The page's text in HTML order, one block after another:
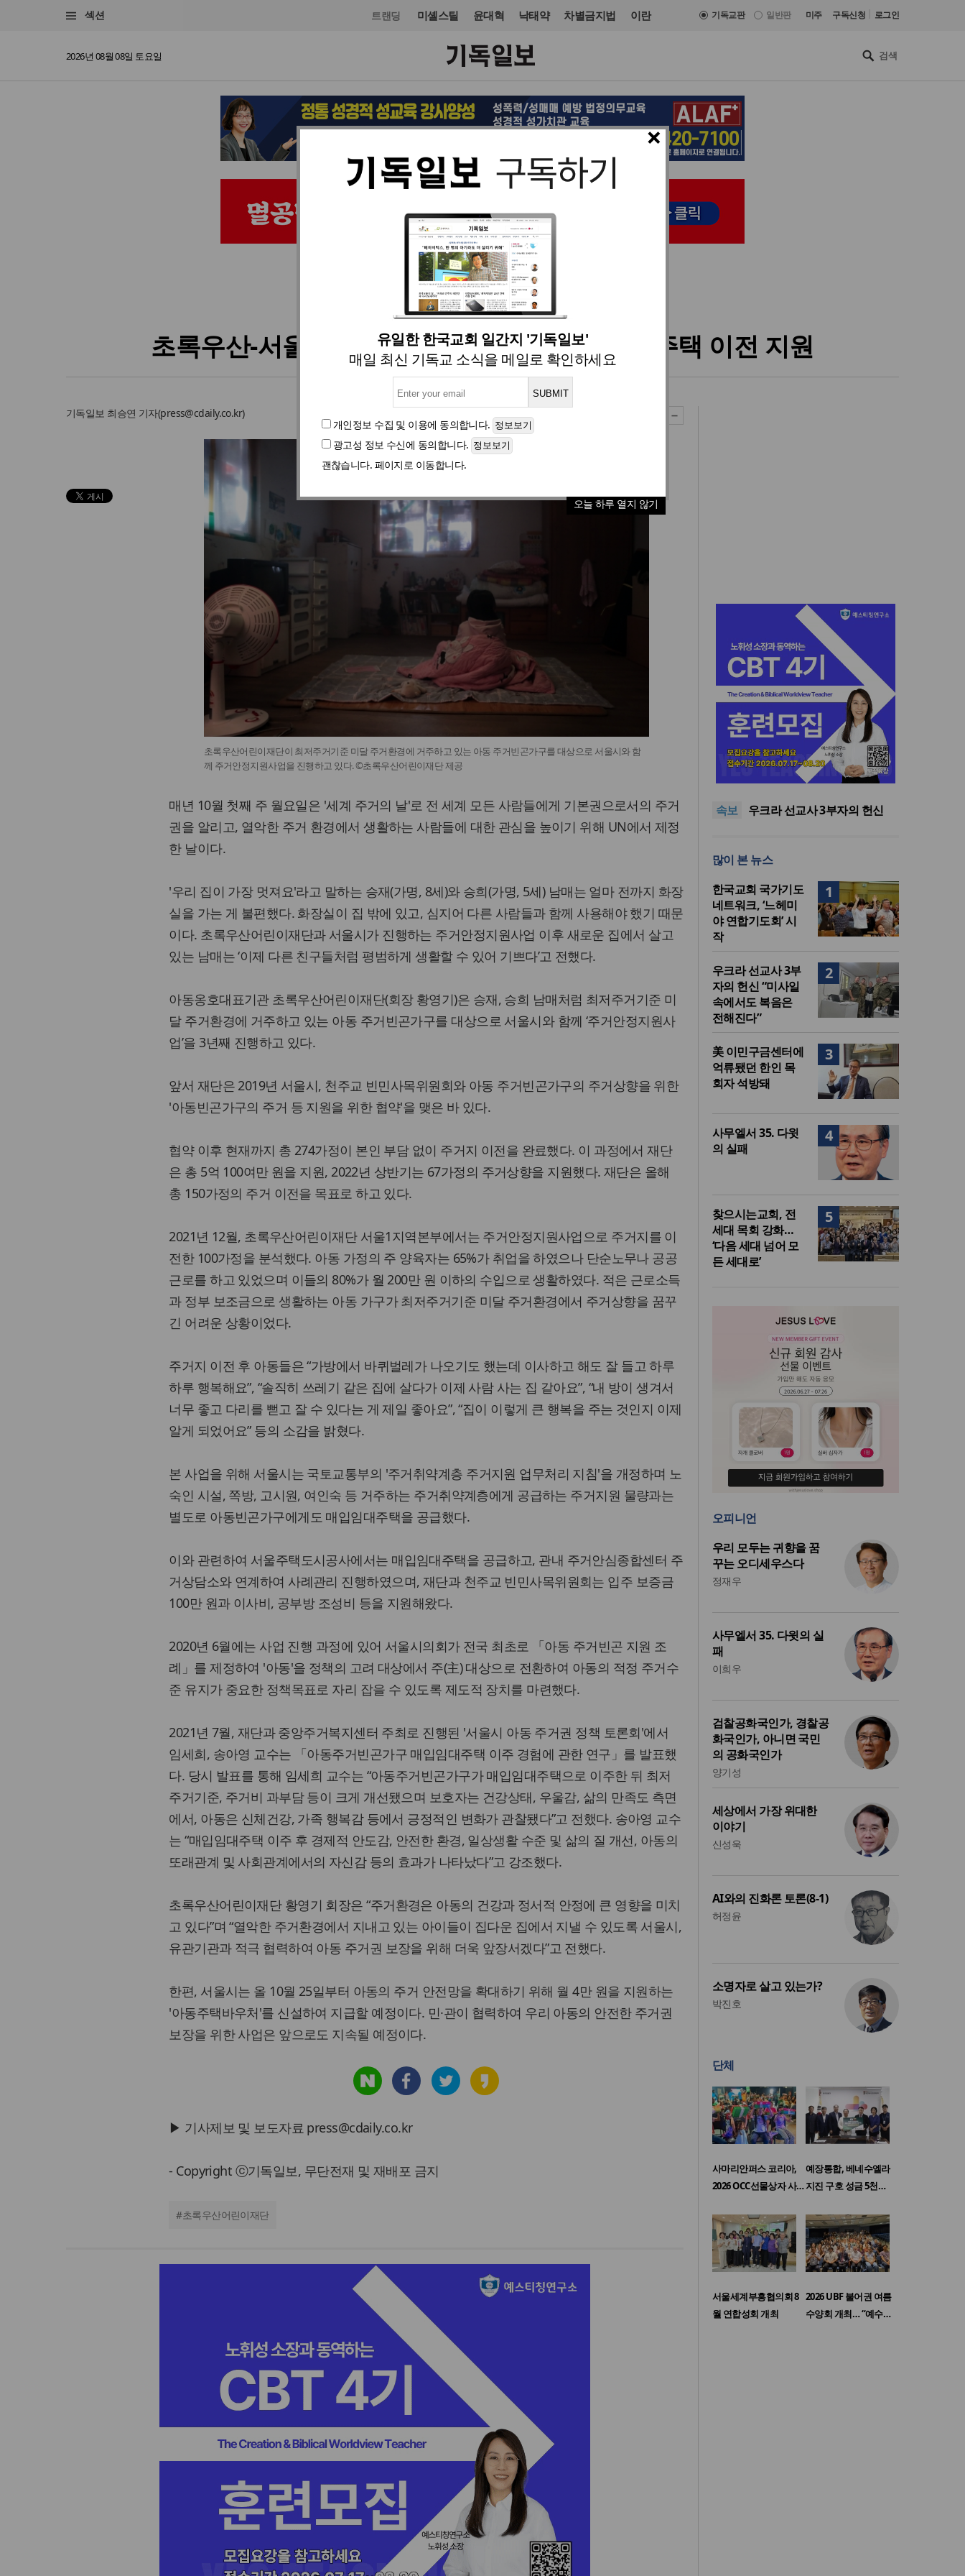
섹션 트랜딩 미셸스틸 윤대혁 낙태약 차별금지법 이란 기독교판 일반판 미주 구독신청 로그인
2026년 08월 08일 토요일
×
유일한 한국교회 일간지 '기독일보'
매일 최신 기독교 소식을 메일로 확인하세요
개인정보 수집 및 이용에 동의합니다.
광고성 정보 수신에 동의합니다.
괜찮습니다. 페이지로 이동합니다.
오늘 하루 열지 않기
교단/단체 NGO 입력 2022. 09. 30 15:52
초록우산-서울시, 아동 주거빈곤가구 매입임대주택 이전 지원
기독일보 최승연 기자(press@cdaily.co.kr)
초록우산어린이재단이 최저주거기준 미달 주거환경에 거주하고 있는 아동 주거빈곤가구를 대상으로 서울시와 함
께 주거안정지원사업을 진행하고 있다. ©초록우산어린이재단 제공
매년 10월 첫째 주 월요일은 '세계 주거의 날'로 전 세계 모든 사람들에게 기본권으로서의 주거
권을 알리고, 열악한 주거 환경에서 생활하는 사람들에 대한 관심을 높이기 위해 UN에서 제정
한 날이다.
'우리 집이 가장 멋져요'라고 말하는 승재(가명, 8세)와 승희(가명, 5세) 남매는 얼마 전까지 화장
실을 가는 게 불편했다. 화장실이 집 밖에 있고, 심지어 다른 사람들과 함께 사용해야 했기 때문
이다. 초록우산어린이재단과 서울시가 진행하는 주거안정지원사업 이후 새로운 집에서 살고
있는 남매는 ‘이제 다른 친구들처럼 평범하게 생활할 수 있어 기쁘다’고 전했다.
아동옹호대표기관 초록우산어린이재단(회장 황영기)은 승재, 승희 남매처럼 최저주거기준 미
달 주거환경에 거주하고 있는 아동 주거빈곤가구를 대상으로 서울시와 함께 ‘주거안정지원사
업’을 3년째 진행하고 있다.
앞서 재단은 2019년 서울시, 천주교 빈민사목위원회와 아동 주거빈곤가구의 주거상향을 위한
'아동빈곤가구의 주거 등 지원을 위한 협약'을 맺은 바 있다.
협약 이후 현재까지 총 274가정이 본인 부담 없이 주거지 이전을 완료했다. 이 과정에서 재단
은 총 5억 100여만 원을 지원, 2022년 상반기는 67가정의 주거상향을 지원했다. 재단은 올해
총 150가정의 주거 이전을 목표로 하고 있다.
2021년 12월, 초록우산어린이재단 서울1지역본부에서는 주거안정지원사업으로 주거지를 이
전한 100가정을 분석했다. 아동 가정의 주 양육자는 65%가 취업을 하였으나 단순노무나 공공
근로를 하고 있었으며 이들의 80%가 월 200만 원 이하의 수입으로 생활하였다. 적은 근로소득
과 정부 보조금으로 생활하는 아동 가구가 최저주거기준 미달 주거환경에서 주거상향을 꿈꾸
긴 어려운 상황이었다.
주거지 이전 후 아동들은 “가방에서 바퀴벌레가 나오기도 했는데 이사하고 해도 잘 들고 하루
하루 행복해요”, “솔직히 쓰레기 같은 집에 살다가 이제 사람 사는 집 같아요”, “내 방이 생겨서
너무 좋고 다리를 뻗고 잘 수 있다는 게 제일 좋아요”, “집이 이렇게 큰 행복을 주는 것인지 이제
알게 되었어요” 등의 소감을 밝혔다.
본 사업을 위해 서울시는 국토교통부의 '주거취약계층 주거지원 업무처리 지침'을 개정하며 노
숙인 시설, 쪽방, 고시원, 여인숙 등 거주하는 주거취약계층에게 공급하는 주거지원 물량과는
별도로 아동빈곤가구에게도 매입임대주택을 공급했다.
이와 관련하여 서울주택도시공사에서는 매입임대주택을 공급하고, 관내 주거안심종합센터 주
거상담소와 연계하여 사례관리 진행하였으며, 재단과 천주교 빈민사목위원회는 입주 보증금
100만 원과 이사비, 공부방 조성비 등을 지원해왔다.
2020년 6월에는 사업 진행 과정에 있어 서울시의회가 전국 최초로 「아동 주거빈곤 지원 조
례」를 제정하여 '아동'을 정책의 고려 대상에서 주(主) 대상으로 전환하여 아동의 적정 주거수
준 유지가 중요한 정책목표로 자리 잡을 수 있도록 제도적 장치를 마련했다.
2021년 7월, 재단과 중앙주거복지센터 주최로 진행된 '서울시 아동 주거권 정책 토론회'에서
임세희, 송아영 교수는 「아동주거빈곤가구 매입임대주택 이주 경험에 관한 연구」를 발표했
다. 당시 발표를 통해 임세희 교수는 “아동주거빈곤가구가 매입임대주택으로 이주한 뒤 최저
주거기준, 주거비 과부담 등이 크게 개선됐으며 보호자는 건강상태, 우울감, 삶의 만족도 측면
에서, 아동은 신체건강, 가족 행복감 등에서 긍정적인 변화가 관찰됐다”고 전했다. 송아영 교수
는 “매입임대주택 이주 후 경제적 안도감, 안전한 환경, 일상생활 수준 및 삶의 질 개선, 아동의
또래관계 및 사회관계에서의 자신감 등의 효과가 나타났다”고 강조했다.
초록우산어린이재단 황영기 회장은 “주거환경은 아동의 건강과 정서적 안정에 큰 영향을 미치
고 있다”며 “열악한 주거환경에서 지내고 있는 아이들이 집다운 집에서 지낼 수 있도록 서울시,
유관기관과 적극 협력하여 아동 주거권 보장을 위해 더욱 앞장서겠다”고 전했다.
한편, 서울시는 올 10월 25일부터 아동의 주거 안전망을 확대하기 위해 월 4만 원을 지원하는
'아동주택바우처'를 신설하여 지급할 예정이다. 민·관이 협력하여 우리 아동의 안전한 주거권
보장을 위한 사업은 앞으로도 지속될 예정이다.
▶ 기사제보 및 보도자료 press@cdaily.co.kr
- Copyright ⓒ기독일보, 무단전재 및 재배포 금지
#초록우산어린이재단
속보
인도 마하라슈트라주 개종 금
지법 시행… 기독교계 강력 반
올리벳대학교, 120만 평 리버사
인… 장기 개발 기반 확보
한인 목회자 석방돼
우크라 선교사 3부자의 헌신
지법 시행… 기독교계 강력 반
올리벳대학교, 120만 평 리버사
이드 대학 캠퍼스 영구 사용 승
인… 장기 개발 기반 확보
많이 본 뉴스
1
한국교회 국가기도
네트워크, ‘느헤미
야 연합기도회’ 시
작
2
우크라 선교사 3부
자의 헌신 “미사일
속에서도 복음은
전해진다”
3
美 이민구금센터에
억류됐던 한인 목
회자 석방돼
4
사무엘서 35. 다윗
의 실패
5
찾으시는교회, 전
세대 목회 강화…
‘다음 세대 넘어 모
든 세대로’
오피니언
우리 모두는 귀향을 꿈
꾸는 오디세우스다
정재우
사무엘서 35. 다윗의 실
패
이희우
검찰공화국인가, 경찰공
화국인가, 아니면 국민
의 공화국인가
양기성
세상에서 가장 위대한
이야기
신성욱
AI와의 진화론 토론(8-1)
허정윤
소명자로 살고 있는가?
박진호
단체
사마리안퍼스 코리아,
2026 OCC선물상자 사…
예장통합, 베네수엘라
지진 구호 성금 5천…
서울세계부흥협의회 8
월 연합성회 개최
2026 UBF 불어권 여름
수양회 개최… “예수…